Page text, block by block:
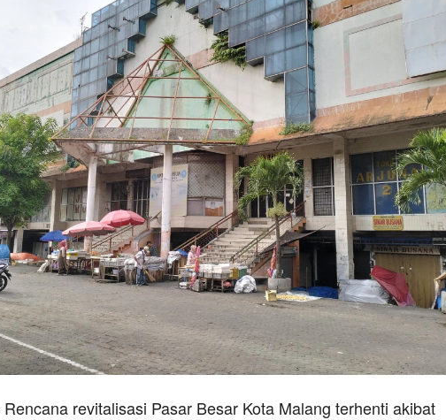
revitalisasi Pasar Besar Kota Malang terhenti akibat